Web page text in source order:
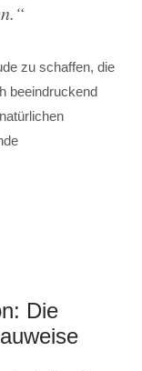
zu schaffen, die
beeindruckend
Die